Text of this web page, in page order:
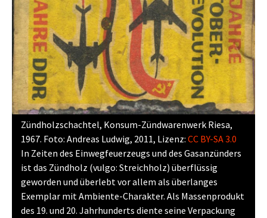
Zündholzschachtel, Konsum-Zündwarenwerk Riesa,
1967. Foto: Andreas Ludwig, 2011, Lizenz: CC BY-SA 3.0
In Zeiten des Einwegfeuerzeugs und des Gasanzünders
ist das Zündholz (vulgo: Streichholz) überflüssig
geworden und überlebt vor allem als überlanges
Exemplar mit Ambiente-Charakter. Als Massenprodukt
des 19. und 20. Jahrhunderts diente seine Verpackung